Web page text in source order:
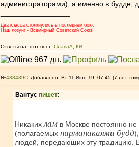
администраторами), а именно в будде,
Два класса столкнулись в последнем бою;
Наш лозунг - Всемирный Советский Союз!
Ответы на этот пост: СлаваА КИ
№488489 Добавлено: Вт 11 Июн 19, 07:45 (7 лет
Вантус пишет:
Никаких лам в Москве постоянно
(полагаемых нирманакаями будд
людей, передающих эту традицию. В